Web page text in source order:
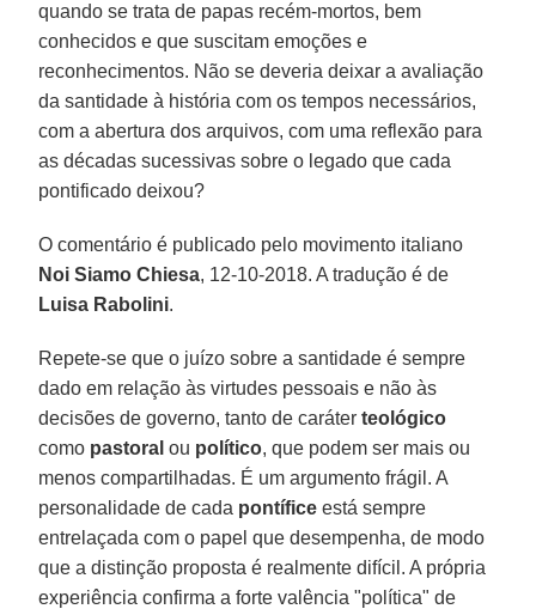
quando se trata de papas recém-mortos, bem
conhecidos e que suscitam emoções e
reconhecimentos. Não se deveria deixar a avaliação
da santidade à história com os tempos necessários,
com a abertura dos arquivos, com uma reflexão para
as décadas sucessivas sobre o legado que cada
pontificado deixou?
O comentário é publicado pelo movimento italiano
Noi Siamo Chiesa, 12-10-2018. A tradução é de
Luisa Rabolini.
Repete-se que o juízo sobre a santidade é sempre
dado em relação às virtudes pessoais e não às
decisões de governo, tanto de caráterteológico
como pastoral ou político, que podem ser mais ou
menos compartilhadas. É um argumento frágil. A
personalidade de cada pontífice está sempre
entrelaçada com o papel que desempenha, de modo
que a distinção proposta é realmente difícil. A própria
experiência confirma a forte valência "política" de